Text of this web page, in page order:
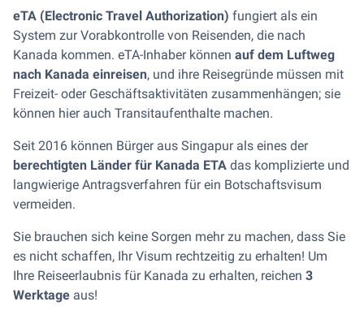
eTA (Electronic Travel Authorization) fungiert als ein
System zur Vorabkontrolle von Reisenden, die nach
Kanada kommen. eTA-Inhaber können auf dem Luftweg
nach Kanada einreisen, und ihre Reisegründe müssen mit
Freizeit- oder Geschäftsaktivitäten zusammenhängen; sie
können hier auch Transitaufenthalte machen.
Seit 2016 können Bürger aus Singapur als eines der
berechtigten Länder für Kanada ETA das komplizierte und
langwierige Antragsverfahren für ein Botschaftsvisum
vermeiden.
Sie brauchen sich keine Sorgen mehr zu machen, dass Sie
es nicht schaffen, Ihr Visum rechtzeitig zu erhalten! Um
Ihre Reiseerlaubnis für Kanada zu erhalten, reichen 3
Werktage aus!